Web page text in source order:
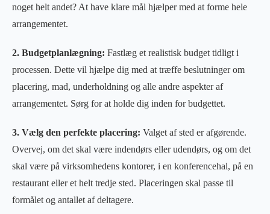
noget helt andet? At have klare mål hjælper med at forme hele
arrangementet.
2. Budgetplanlægning: Fastlæg et realistisk budget tidligt i
processen. Dette vil hjælpe dig med at træffe beslutninger om
placering, mad, underholdning og alle andre aspekter af
arrangementet. Sørg for at holde dig inden for budgettet.
3. Vælg den perfekte placering: Valget af sted er afgørende.
Overvej, om det skal være indendørs eller udendørs, og om det
skal være på virksomhedens kontorer, i en konferencehal, på en
restaurant eller et helt tredje sted. Placeringen skal passe til
formålet og antallet af deltagere.